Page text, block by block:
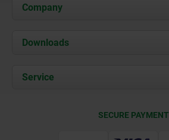
Company
About us
Career
Downloads
Service
SECURE PAYMENT